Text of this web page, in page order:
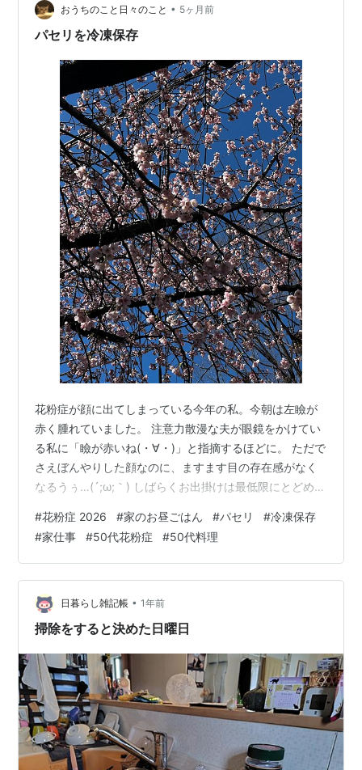
ルーイタリアン…
おうちのこと日々のこと • 5ヶ月前
パセリを冷凍保存
花粉症が顔に出てしまっている今年の私。今朝は左瞼が
赤く腫れていました。 注意力散漫な夫が眼鏡をかけてい
る私に「瞼が赤いね(・∀・)」と指摘するほどに。 ただで
さえぼんやりした顔なのに、ますます目の存在感がなく
なるうぅ…(´;ω;｀) しばらくお出掛けは最低限にとどめよ
うなパセリが100円ほどで売っていました。 パセリは一
年中流通していますが、特に春の3〜5月と秋の9〜11月
が旬で、葉がやわらかく香りも良いそうです。 とはい
え、この量を一度に使い切るのは無理なので少し面倒で
すがいつものように冷凍保存にします。 まずはしっかり
水洗い 水滴を落と…
#花粉症 2026 #家のお昼ごはん #パセリ #冷凍保存
#家仕事 #50代花粉症 #50代料理
日暮らし雑記帳 • 1年前
掃除をすると決めた日曜日